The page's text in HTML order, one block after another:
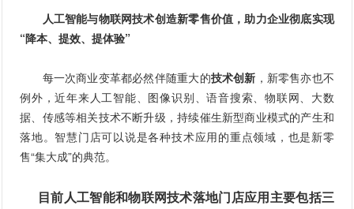
人工智能与物联网技术创造新零售价值，助力企业彻底实现
“降本、提效、提体验”
每一次商业变革都必然伴随重大的技术创新 ，新零售亦也不
例外，近年来人工智能、图像识别、语音搜索、物联网、大数
据、传感等相关技术不断升级，持续催生新型商业模式的产生和
落地。智慧门店可以说是各种技术应用的重点领域，也是新零
售“集大成”的典范。
目前人工智能和物联网技术落地门店应用主要包括三